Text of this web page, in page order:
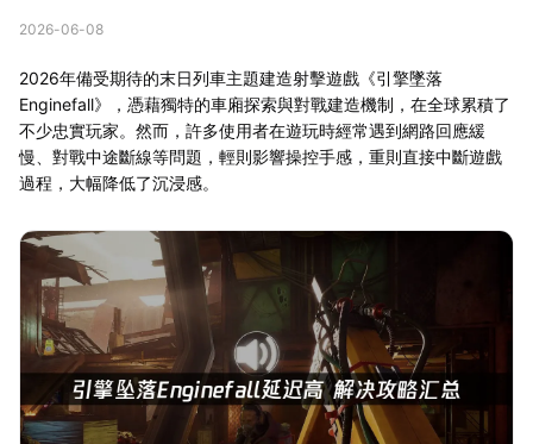
2026-06-08
2026年備受期待的末日列車主題建造射擊遊戲《引擎墜落
Enginefall》，憑藉獨特的車廂探索與對戰建造機制，在全球累積了
不少忠實玩家。然而，許多使用者在遊玩時經常遇到網路回應緩
慢、對戰中途斷線等問題，輕則影響操控手感，重則直接中斷遊戲
過程，大幅降低了沉浸感。